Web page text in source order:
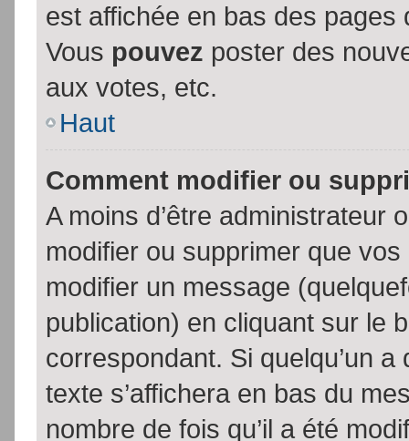
est affichée en bas des
Vous pouvez poster des
aux votes, etc.
Haut
Comment modifier ou
A moins d’être administrateur
modifier ou supprimer que
modifier un message
publication) en cliquant sur le
correspondant. Si quelqu’un
texte s’affichera en bas du
nombre de fois qu’il a été